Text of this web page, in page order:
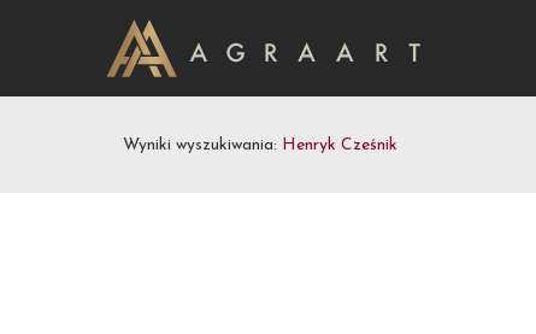
Wyniki wyszukiwania: Henryk Cześnik